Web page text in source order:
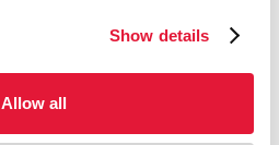
Show details
Allow all